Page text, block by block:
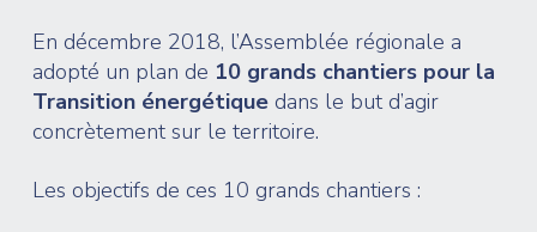
En décembre 2018, l’Assemblée régionale a
adopté un plan de 10 grands chantiers pour la
Transition énergétiquedans le but d’agir
concrètement sur le territoire.
Les objectifs de ces 10 grands chantiers :